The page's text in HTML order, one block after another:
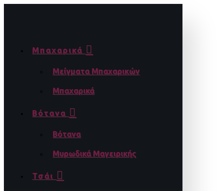
Μπαχαρικά
Μείγματα Μπαχαρικών
Μπαχαρικά
Βότανα
Βότανα
Μυρωδικά Μαγειρικής
Τσάι